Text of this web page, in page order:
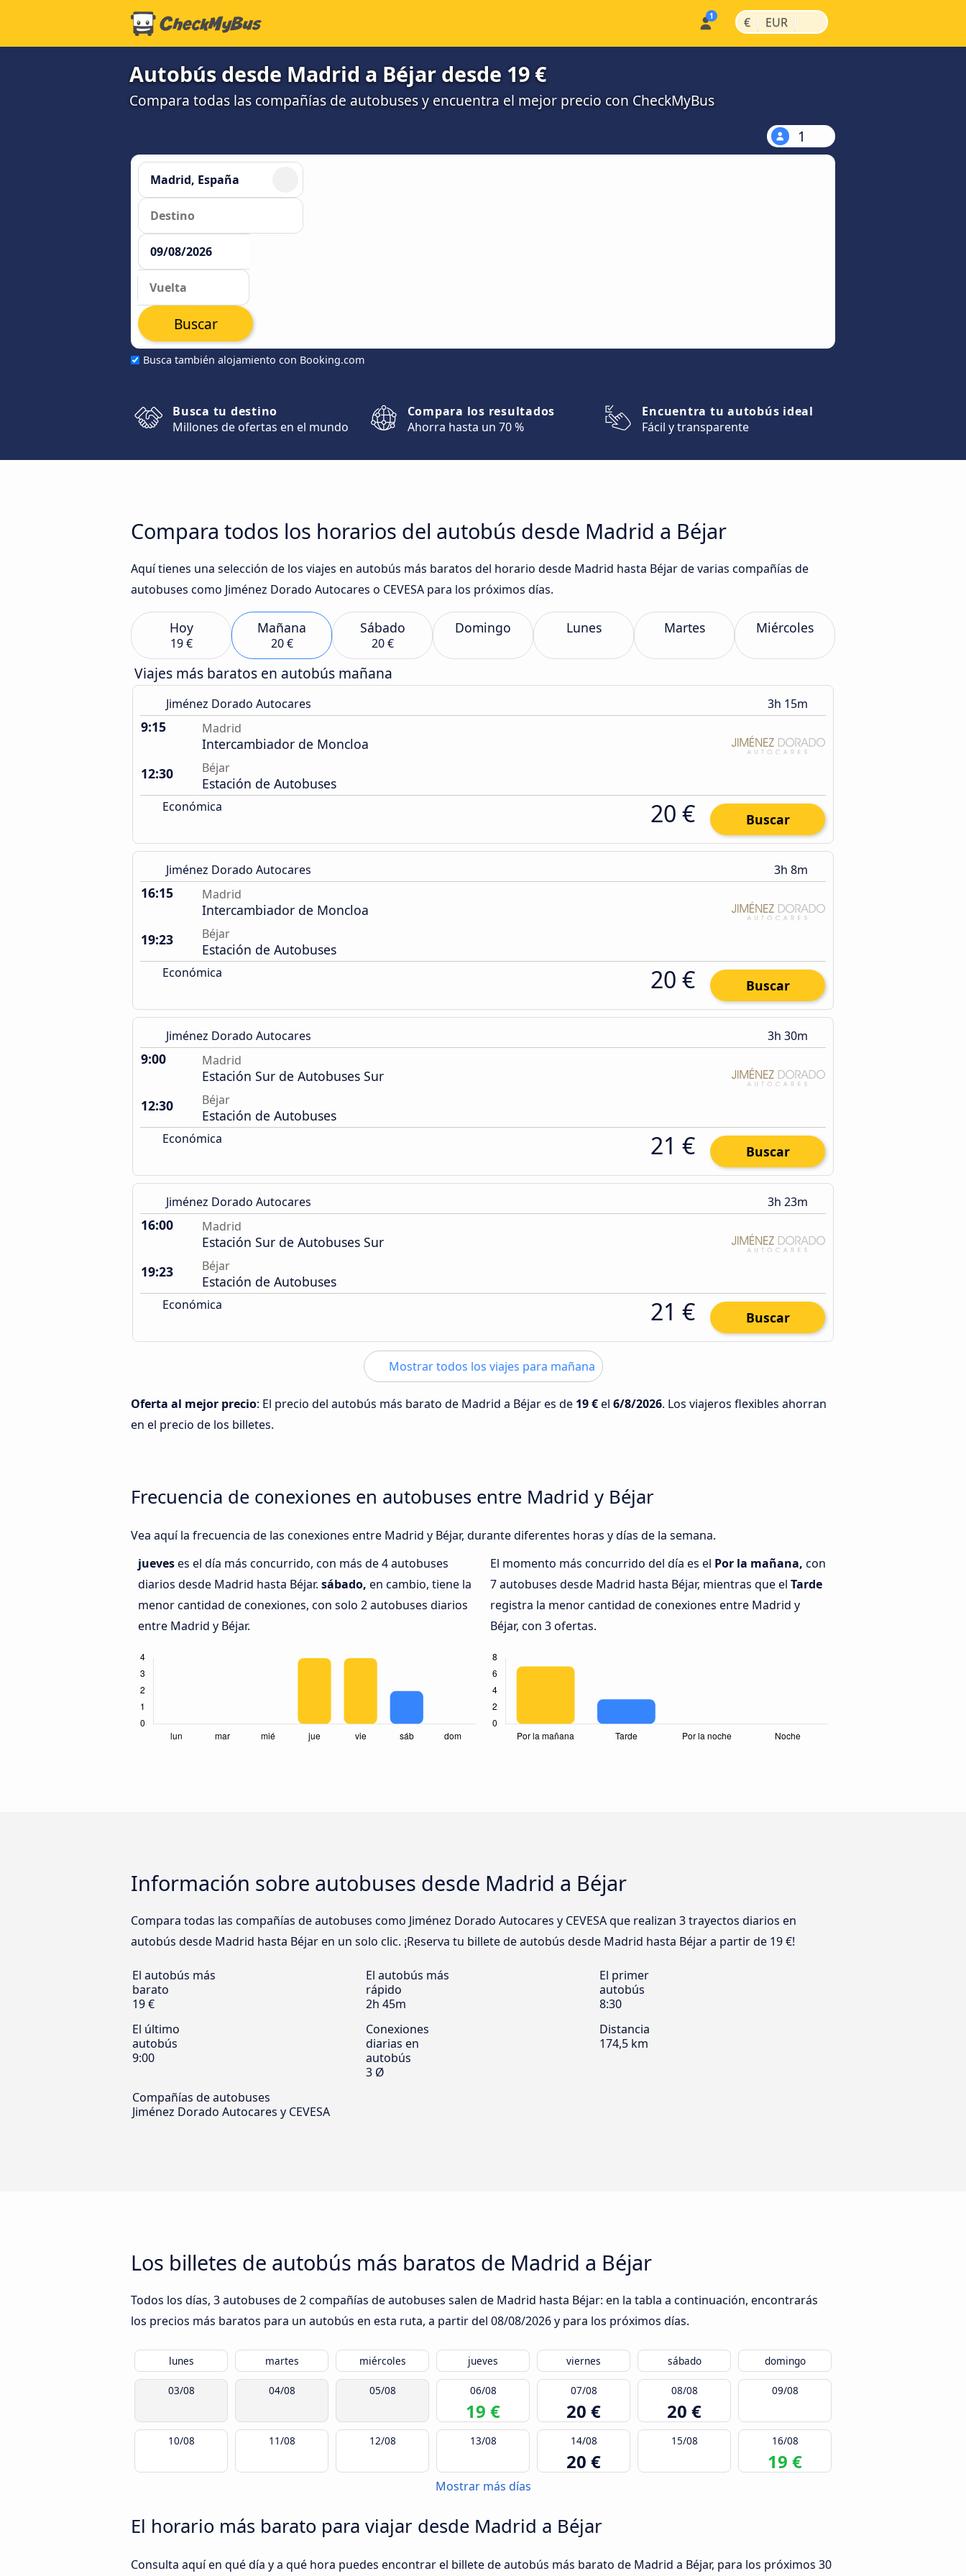
€ | EUR |
Autobús desde Madrid a Béjar desde 19 €
Compara todas las compañías de autobuses y encuentra el mejor precio con CheckMyBus
1
Busca también alojamiento con Booking.com
Buscar
Busca tu destino
Millones de ofertas en el mundo
Compara los resultados
Ahorra hasta un 70 %
Encuentra tu autobús ideal
Fácil y transparente
Compara todos los horarios del autobús desde Madrid a Béjar
Aquí tienes una selección de los viajes en autobús más baratos del horario desde Madrid hasta Béjar de varias compañías de
autobuses como Jiménez Dorado Autocares o CEVESA para los próximos días.
Hoy
19 €
Mañana
20 €
Sábado
20 €
Domingo Lunes Martes Miércoles
Viajes más baratos en autobús mañana
Jiménez Dorado Autocares 3h 15m
9:15 Madrid
Intercambiador de Moncloa
12:30
Béjar
Estación de Autobuses
Económica 20 € Buscar
Jiménez Dorado Autocares 3h 8m
16:15 Madrid
Intercambiador de Moncloa
19:23
Béjar
Estación de Autobuses
Económica 20 € Buscar
Jiménez Dorado Autocares 3h 30m
9:00 Madrid
Estación Sur de Autobuses Sur
12:30
Béjar
Estación de Autobuses
Económica 21 € Buscar
Jiménez Dorado Autocares 3h 23m
16:00 Madrid
Estación Sur de Autobuses Sur
19:23
Béjar
Estación de Autobuses
Económica 21 € Buscar
Mostrar todos los viajes para mañana
Oferta al mejor precio: El precio del autobús más barato de Madrid a Béjar es de 19 €el 6/8/2026. Los viajeros flexibles ahorran
en el precio de los billetes.
Frecuencia de conexiones en autobuses entre Madrid y Béjar
Vea aquí la frecuencia de las conexiones entre Madrid y Béjar, durante diferentes horas y días de la semana.
jueveses el día más concurrido, con más de 4 autobuses
diarios desde Madrid hasta Béjar. sábado, en cambio, tiene la
menor cantidad de conexiones, con solo 2 autobuses diarios
entre Madrid y Béjar.
El momento más concurrido del día es el Por la mañana, con
7 autobuses desde Madrid hasta Béjar, mientras que el Tarde
registra la menor cantidad de conexiones entre Madrid y
Béjar, con 3 ofertas.
Información sobre autobuses desde Madrid a Béjar
Compara todas las compañías de autobuses como Jiménez Dorado Autocares y CEVESA que realizan 3 trayectos diarios en
autobús desde Madrid hasta Béjar en un solo clic. ¡Reserva tu billete de autobús desde Madrid hasta Béjar a partir de 19 €!
El autobús más
barato
19 €
El autobús más
rápido
2h 45m
El primer
autobús
8:30
El último
autobús
9:00
Conexiones
diarias en
autobús
3 Ø
Distancia
174,5 km
Compañías de autobuses
Jiménez Dorado Autocares y CEVESA
Los billetes de autobús más baratos de Madrid a Béjar
Todos los días, 3 autobuses de 2 compañías de autobuses salen de Madrid hasta Béjar: en la tabla a continuación, encontrarás
los precios más baratos para un autobús en esta ruta, a partir del 08/08/2026y para los próximos días.
lunes martes miércoles jueves viernes sábado domingo
03/08 04/08 05/08 06/08
19 €
07/08
20 €
08/08
20 €
09/08
10/08 11/08 12/08 13/08 14/08
20 €
15/08 16/08
19 €
Mostrar más días
El horario más barato para viajar desde Madrid a Béjar
Consulta aquí en qué día y a qué hora puedes encontrar el billete de autobús más barato de Madrid a Béjar, para los próximos 30